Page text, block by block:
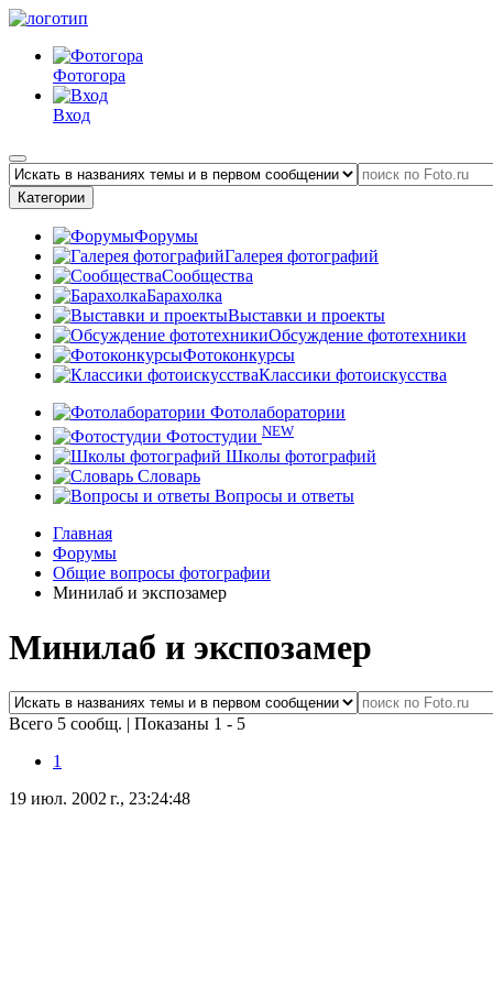
Фотогора
Вход
Категории
Форумы
Галерея фотографий
Сообщества
Барахолка
Выставки и проекты
Обсуждение фототехники
Фотоконкурсы
Классики фотоискусства
Фотолаборатории
Фотостудии NEW
Школы фотографий
Словарь
Вопросы и ответы
Главная
Форумы
Общие вопросы фотографии
Минилаб и экспозамер
Минилаб и экспозамер
Всего 5 сообщ. | Показаны 1 - 5
1
19 июл. 2002 г., 23:24:48